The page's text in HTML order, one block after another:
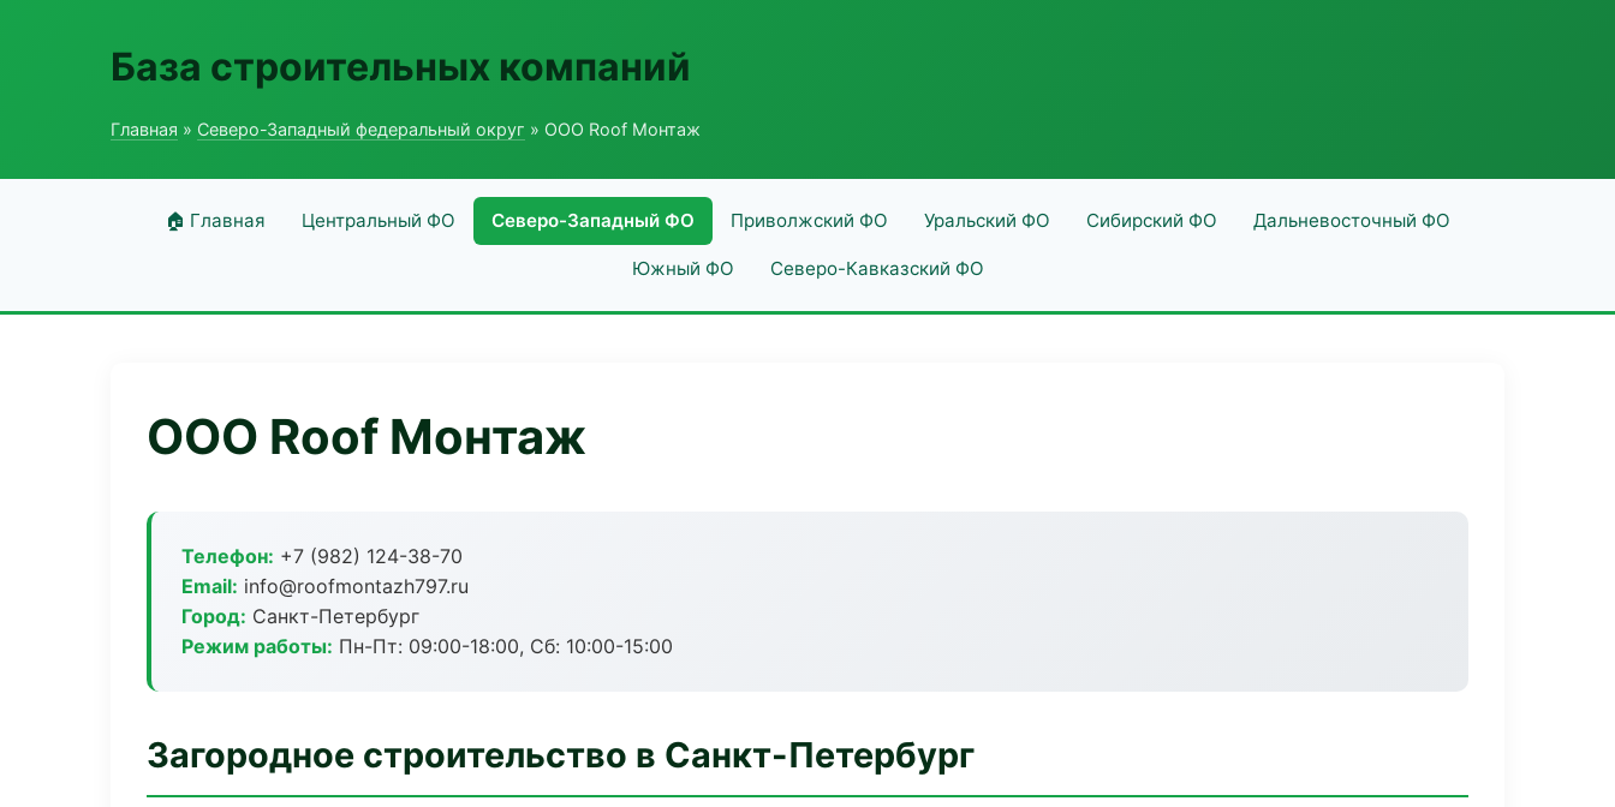
База строительных компаний
Главная » Северо-Западный федеральный округ » ООО Roof Монтаж
🏠 Главная Центральный ФО Северо-Западный ФО Приволжский ФО Уральский ФО Сибирский ФО Дальневосточный ФО
Южный ФО Северо-Кавказский ФО
ООО Roof Монтаж
Телефон: +7 (982) 124-38-70
Email: info@roofmontazh797.ru
Город: Санкт-Петербург
Режим работы: Пн-Пт: 09:00-18:00, Сб: 10:00-15:00
Загородное строительство в Санкт-Петербург